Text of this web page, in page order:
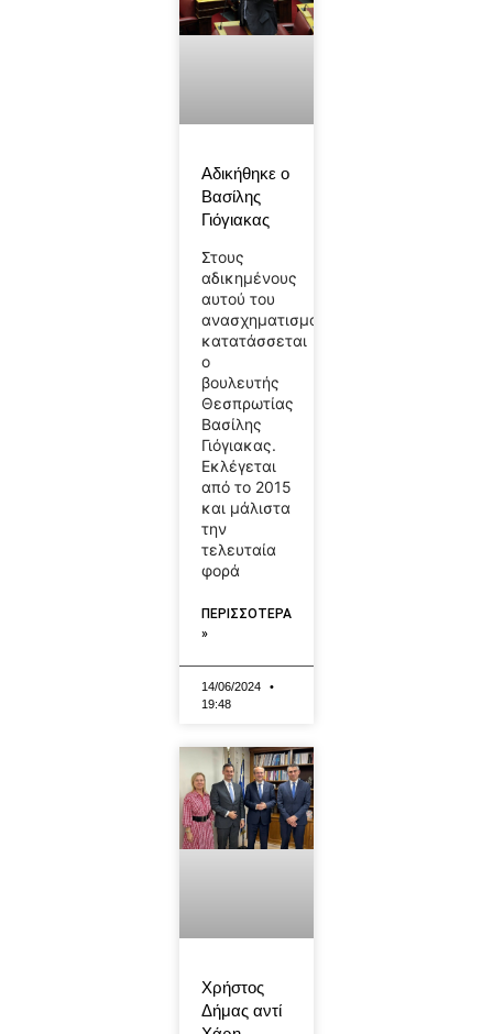
Αδικήθηκε ο
Βασίλης
Γιόγιακας
Στους
αδικημένους
αυτού του
ανασχηματισμού
κατατάσσεται
ο
βουλευτής
Θεσπρωτίας
Βασίλης
Γιόγιακας.
Εκλέγεται
από το 2015
και μάλιστα
την
τελευταία
φορά
ΠΕΡΙΣΣΟΤΕΡΑ
»
14/06/2024
19:48
Χρήστος
Δήμας αντί